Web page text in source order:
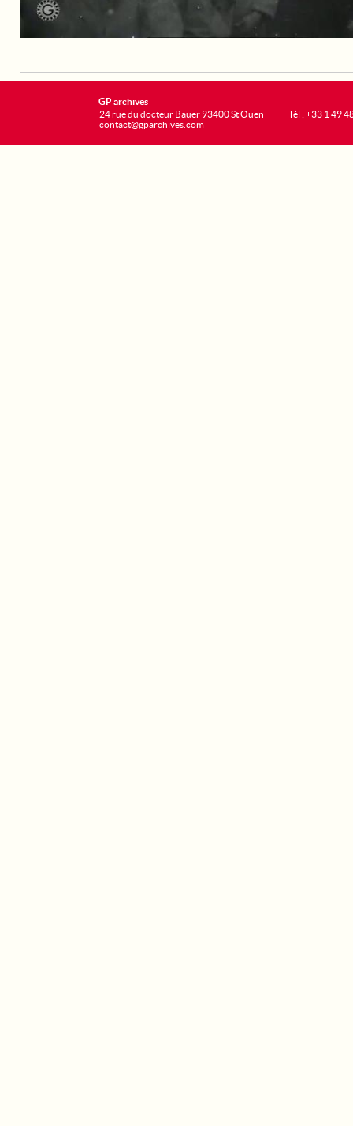
GP archives
24 rue du docteur Bauer 93400 St Ouen
contact@gparchives.com
Tél : +33 1 49